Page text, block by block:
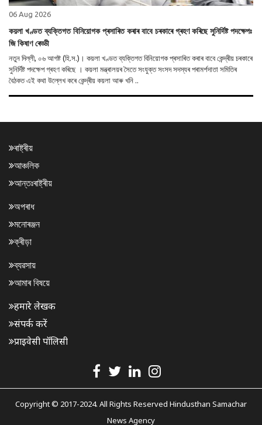
06 Aug 2026
কয়লা খণ্ডত ব্যক্তিগত বিনিয়োগক প্ৰসাৰিত কৰাৰ বাবে চৰকাৰে গ্ৰহণ কৰিছে সুনিৰ্দিষ্ট পদক্ষেপঃ
জি কিষাণ ৰেড্ডী
নতুন দিল্লী, ০৬ আগষ্ট (হি.স.)। কয়লা খণ্ডত ব্যক্তিগত বিনিয়োগক প্ৰসাৰিত কৰাৰ বাবে কেন্দ্ৰীয় চৰকাৰে
সুনিৰ্দিষ্ট পদক্ষেপ গ্ৰহণ কৰিছে । কয়লা মন্ত্ৰালয়ৰ সৈতে সংযুক্ত সংসদ সদস্যৰ পৰামৰ্শদাতা সমিতিৰ
বৈঠকত এই কথা উল্লেখ কৰে কেন্দ্ৰীয় কয়লা আৰু খনি ..
ৰাষ্ট্ৰীয়
আঞ্চলিক
আন্তঃৰাষ্ট্ৰীয়
অপৰাধ
মনোৰঞ্জন
ক্ৰীড়া
ব্যৱসায়
আমাৰ বিষয়ে
हमारे लेखक
संपर्क करें
प्राइवेसी पॉलिसी
Copyright © 2017-2024. All Rights Reserved Hindusthan Samachar
News Agency